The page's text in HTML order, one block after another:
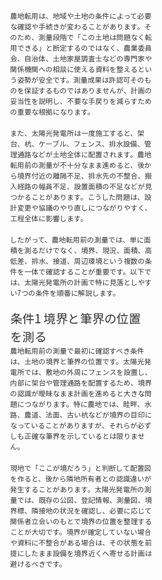
農地転用は、地域や土地の条件によって必要
な確認や手続きが変わることがあります。そ
のため、測量段階で「この土地は問題なく転
用できる」と断定するのではなく、農業委員
会、自治体、土地家屋調査士などの専門家や
関係機関への相談に使える資料を整えるとい
う姿勢が安全です。測量成果は許認可そのも
のを保証するものではありませんが、計画の
妥当性を説明し、不要な手戻りを減らすため
の重要な根拠になります。
また、太陽光発電所は一度施工すると、架
台、杭、ケーブル、フェンス、排水設備、管
理通路などが土地全体に配置されます。農地
転用前の測量が不十分なまま進めると、後か
ら境界付近の離隔不足、排水先の不整合、搬
入経路の幅員不足、設置面積の不足などが見
つかることがあります。こうした問題は、設
計変更や協議のやり直しにつながりやすく、
工程全体に影響します。
したがって、農地転用前の測量では、単に面
積を測るだけでなく、境界、現況、面積、高
低差、排水、接道、周辺環境という複数の条
件を一体で確認することが重要です。以下で
は、太陽光発電所の計画で特に見落としやす
い7つの条件を順番に解説します。
条件1 境界と筆界の位置
を測る
農地転用前の測量で最初に確認すべき条件
は、土地の境界と筆界の位置です。太陽光発
電所では、敷地の外周にフェンスを設置し、
内部に架台や管理通路を配置するため、境界
の認識が曖昧なまま計画を進めると大きな問
題につながります。特に農地では、畦畔、水
路、農道、法面、古い杭などが境界の目印に
なっていることがありますが、それらが必ず
しも正確な筆界を示しているとは限りませ
ん。
現地で「ここが境だろう」と判断して配置図
を作ると、後から隣地所有者との認識違いが
発生することがあります。太陽光発電所の測
量では、既存の公図、登記情報、測量図、境
界標、隣接地の状況を確認し、必要に応じて
関係者立会いのもとで境界の位置を整理する
ことが大切です。境界が確定していない場合
や資料に不整合がある場合は、その状態を前
提にしたまま設備を境界近くへ寄せる計画は
避けるべきです。